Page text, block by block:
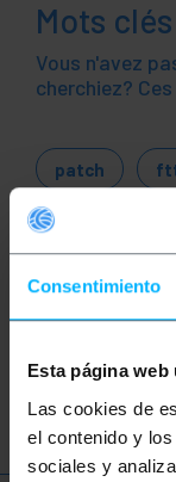
Consentimiento
Esta página web
Las cookies de
el contenido y
sociales y
Mots clés
Vous n'avez
cherchiez?
patch
bouygues
optique